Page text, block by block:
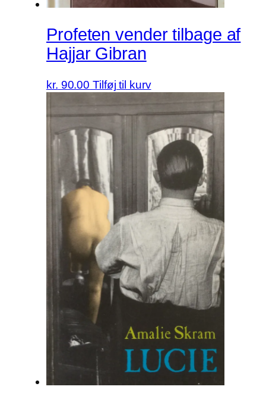
Profeten vender tilbage af
Hajjar Gibran
kr. 90.00 Tilføj til kurv